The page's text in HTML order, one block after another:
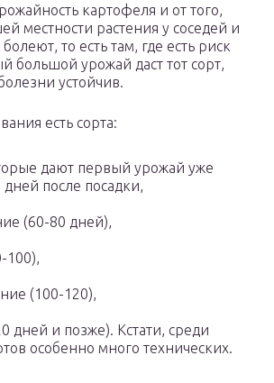
картофеля и от того,
местности растения у соседей и
то есть там, где есть риск
большой урожай даст тот сорт,
устойчив.
есть сорта:
дают первый урожай уже
после посадки,
(60-80 дней),
100),
(100-120),
дней и позже). Кстати, среди
особенно много технических.